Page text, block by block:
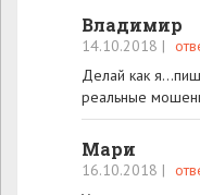
Владимир
14.10.2018 |
Делай как
реальные
Мари
16.10.2018 |